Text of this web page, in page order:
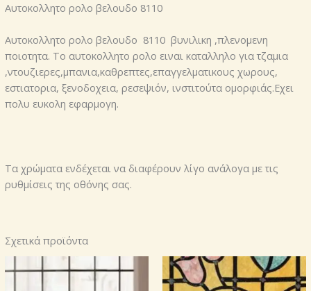
Αυτοκολλητο ρολο βελουδο 8110
Αυτοκολλητο ρολο βελουδο 8110 βυνιλικη ,πλενομενη
ποιοτητα. Το αυτοκολλητο ρολο ειναι καταλληλο για τζαμια
,ντουζιερες,μπανια,καθρεπτες,επαγγελματικους χωρους,
εστιατορια, ξενοδοχεια, ρεσεψιόν, ινστιτούτα ομορφιάς.Εχει
πολυ ευκολη εφαρμογη.
Τα χρώματα ενδέχεται να διαφέρουν λίγο ανάλογα με τις
ρυθμίσεις της οθόνης σας.
Σχετικά προϊόντα